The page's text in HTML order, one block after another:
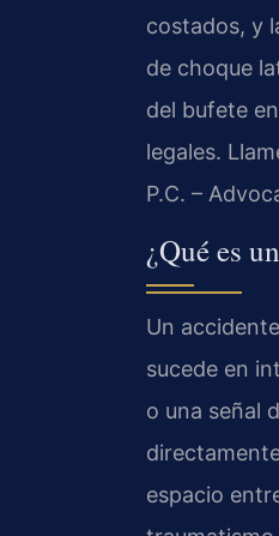
costados, y
de choque
del bufete
legales.
P.C. –
¿Qué es
Un
sucede en
o una señal
espacio